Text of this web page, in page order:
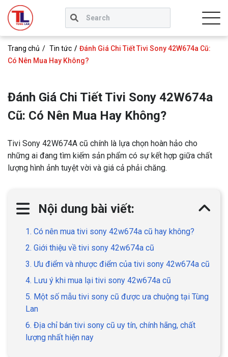
Trang chủ Tin tức
Đánh Giá Chi Tiết Tivi Sony 42W674a Cũ:
Có Nên Mua Hay Không?
Đánh Giá Chi Tiết Tivi Sony 42W674a
Cũ: Có Nên Mua Hay Không?
Tivi Sony 42W674A cũ chính là lựa chọn hoàn hảo cho
những ai đang tìm kiếm sản phẩm có sự kết hợp giữa chất
lượng hình ảnh tuyệt vời và giá cả phải chăng.
Nội dung bài viết:
1. Có nên mua tivi sony 42w674a cũ hay không?
2. Giới thiệu về tivi sony 42w674a cũ
3. Ưu điểm và nhược điểm của tivi sony 42w674a cũ
4. Lưu ý khi mua lại tivi sony 42w674a cũ
5. Một số mẫu tivi sony cũ được ưa chuộng tại Tùng
Lan
6. Địa chỉ bán tivi sony cũ uy tín, chính hãng, chất
lượng nhất hiện nay